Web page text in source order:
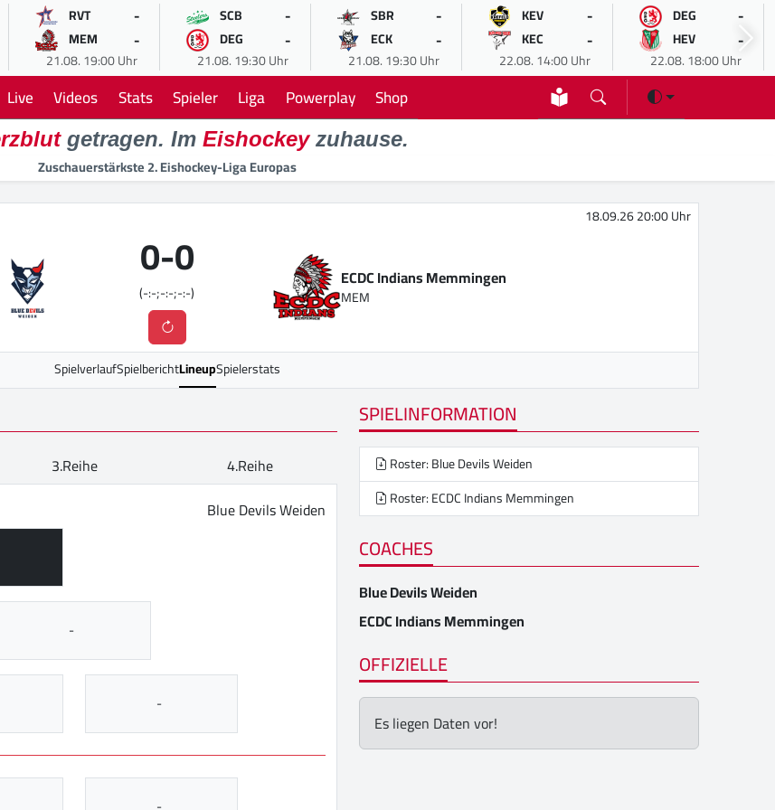
RVT -
MEM -
21.08. 19:00 Uhr
SCB -
DEG -
21.08. 19:30 Uhr
SBR -
ECK -
21.08. 19:30 Uhr
KEV -
KEC -
22.08. 14:00 Uhr
DEG -
HEV -
22.08. 18:00 Uhr
Live Videos Stats Spieler Liga Powerplay Shop
getragen. Im Eishockeyzuhause.
Zuschauerstärkste 2. Eishockey-Liga Europas
18.09.26 20:00 Uhr
0-0
(-:-;-:-;-:-)
ECDC Indians Memmingen
MEM
SpielverlaufSpielberichtLineupSpielerstats
3.Reihe
4.Reihe
Blue Devils Weiden
-
-
SPIELINFORMATION
Roster: Blue Devils Weiden
Roster: ECDC Indians Memmingen
COACHES
Blue Devils Weiden
ECDC Indians Memmingen
OFFIZIELLE
Es liegen Daten vor!